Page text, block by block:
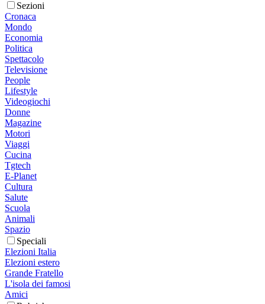
Sezioni
Cronaca
Mondo
Economia
Politica
Spettacolo
Televisione
People
Lifestyle
Videogiochi
Donne
Magazine
Motori
Viaggi
Cucina
Tgtech
E-Planet
Cultura
Salute
Scuola
Animali
Spazio
Speciali
Elezioni Italia
Elezioni estero
Grande Fratello
L'isola dei famosi
Amici